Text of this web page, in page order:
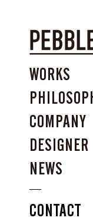
WORKS
COMPANY
DESIGNER
NEWS
CONTACT